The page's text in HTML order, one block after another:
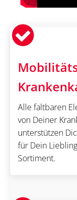
Alle faltbaren
von Deiner
unterstützen
für Dein
Sortiment.